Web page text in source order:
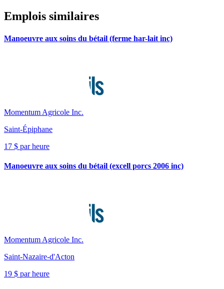
Emplois similaires
Manoeuvre aux soins du bétail (ferme har-lait inc)
Momentum Agricole Inc.
Saint-Épiphane
17 $ par heure
Manoeuvre aux soins du bétail (excell porcs 2006 inc)
Momentum Agricole Inc.
Saint-Nazaire-d'Acton
19 $ par heure